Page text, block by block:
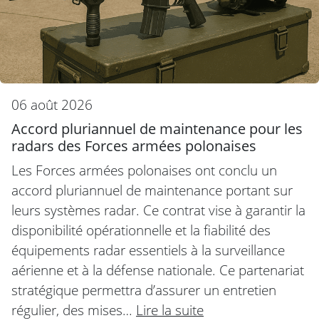
06 août 2026
Accord pluriannuel de maintenance pour les
radars des Forces armées polonaises
Les Forces armées polonaises ont conclu un
accord pluriannuel de maintenance portant sur
leurs systèmes radar. Ce contrat vise à garantir la
disponibilité opérationnelle et la fiabilité des
équipements radar essentiels à la surveillance
aérienne et à la défense nationale. Ce partenariat
stratégique permettra d’assurer un entretien
régulier, des mises… Lire la suite